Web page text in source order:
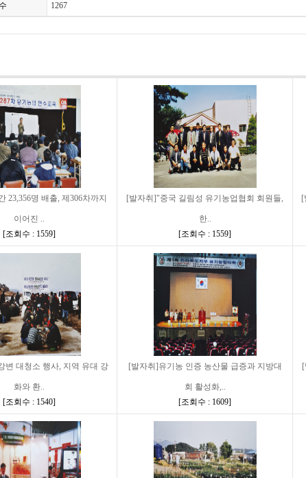
1267
23,356명 배출, 제306차까지
이어진 ..
[조회수 : 1559]
[발자취]"중국 길림성 유기농업협회 회원들,
한..
[조회수 : 1559]
변 대청소 행사, 지역 유대 강
화와 환..
[조회수 : 1540]
[발자취]유기농 인증 농산물 급증과 지방대
회 활성화,..
[조회수 : 1609]